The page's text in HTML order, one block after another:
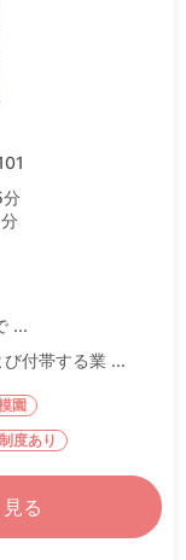
...
付帯する業 ...
園
度あり
る